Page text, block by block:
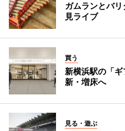
ガムランとバ
見ライブ
買う
新横浜駅の「
新・増床へ
見る・遊ぶ